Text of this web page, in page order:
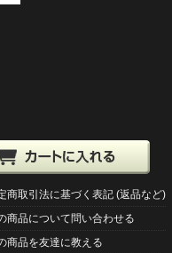
商取引法に基づく表記 (返品など)
商品について問い合わせる
商品を友達に教える